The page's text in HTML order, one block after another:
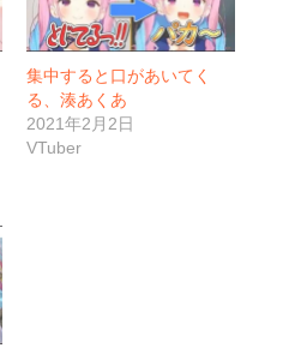
集中すると口があいてく
る、湊あくあ
2021年2月2日
VTuber